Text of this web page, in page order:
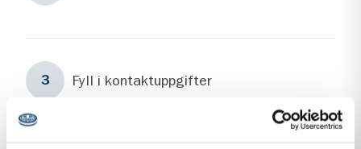
3 Steg3
Fyll i kontaktuppgifter